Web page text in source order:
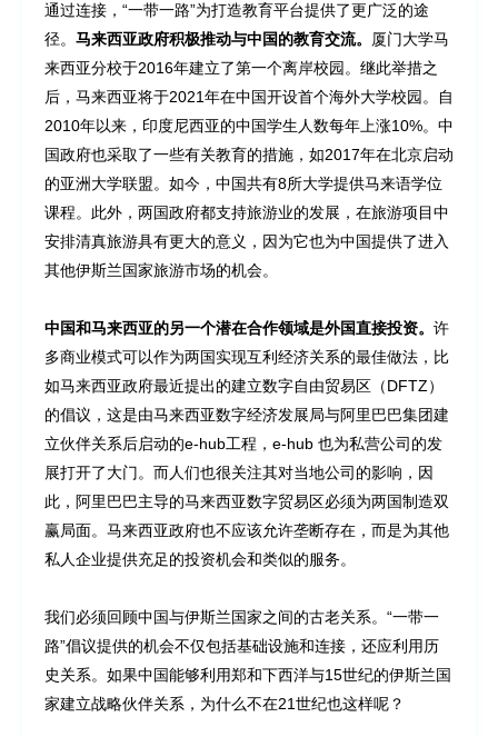
通过连接，“一带一路”为打造教育平台提供了更广泛的途
径。 马来西亚政府积极推动与中国的教育交流。
厦门大学马
来西亚分校于2016年建立了第一个离岸校园。继此举措之
后，马来西亚将于2021年在中国开设首个海外大学校园。自
2010年以来，印度尼西亚的中国学生人数每年上涨10%。中
国政府也采取了一些有关教育的措施，如2017年在北京启动
的亚洲大学联盟。如今，中国共有8所大学提供马来语学位
课程。此外，两国政府都支持旅游业的发展，在旅游项目中
安排清真旅游具有更大的意义，因为它也为中国提供了进入
其他伊斯兰国家旅游市场的机会。
中国和马来西亚的另一个潜在合作领域是外国直接投资。 许
多商业模式可以作为两国实现互利经济关系的最佳做法，比
如马来西亚政府最近提出的建立数字自由贸易区（DFTZ）
的倡议，这是由马来西亚数字经济发展局与阿里巴巴集团建
立伙伴关系后启动的e-hub工程，e-hub 也为私营公司的发
展打开了大门。而人们也很关注其对当地公司的影响，因
此，阿里巴巴主导的马来西亚数字贸易区必须为两国制造双
赢局面。马来西亚政府也不应该允许垄断存在，而是为其他
私人企业提供充足的投资机会和类似的服务。
我们必须回顾中国与伊斯兰国家之间的古老关系。“一带一
路”倡议提供的机会不仅包括基础设施和连接，还应利用历
史关系。如果中国能够利用郑和下西洋与15世纪的伊斯兰国
家建立战略伙伴关系，为什么不在21世纪也这样呢？